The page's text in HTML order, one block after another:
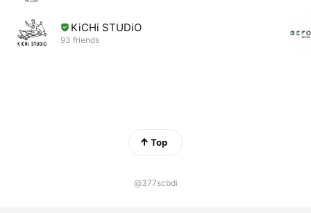
KiCHi STUDiO
93 friends
Top
@377scbdi